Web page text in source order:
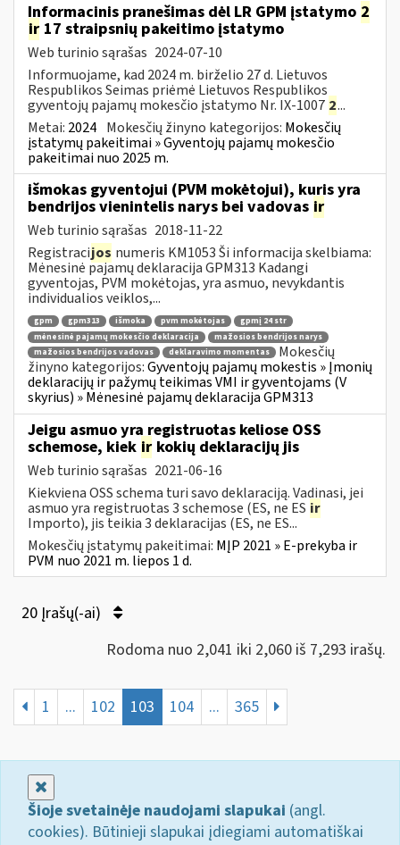
Informacinis pranešimas dėl LR GPM įstatymo 2
ir 17 straipsnių pakeitimo įstatymo
Web turinio sąrašas 2024-07-10
Informuojame, kad 2024 m. birželio 27 d. Lietuvos
Respublikos Seimas priėmė Lietuvos Respublikos
gyventojų pajamų mokesčio įstatymo Nr. IX-1007 2...
Metai: 2024 Mokesčių žinyno kategorijos: Mokesčių
įstatymų pakeitimai » Gyventojų pajamų mokesčio
pakeitimai nuo 2025 m.
išmokas gyventojui (PVM mokėtojui), kuris yra
bendrijos vienintelis narys bei vadovas ir
Web turinio sąrašas 2018-11-22
Registracijos numeris KM1053 Ši informacija skelbiama:
Mėnesinė pajamų deklaracija GPM313 Kadangi
gyventojas, PVM mokėtojas, yra asmuo, nevykdantis
individualios veiklos,...
gpm gpm313 išmoka pvm mokėtojas
gpmį 24 str
mėnesinė pajamų mokesčio deklaracija
mažosios bendrijos narys
mažosios bendrijos vadovas
deklaravimo momentas
Mokesčių
žinyno kategorijos:Gyventojų pajamų mokestis » Įmonių
deklaracijų ir pažymų teikimas VMI ir gyventojams (V
skyrius) » Mėnesinė pajamų deklaracija GPM313
Jeigu asmuo yra registruotas keliose OSS
schemose, kiek ir kokių deklaracijų jis
Web turinio sąrašas 2021-06-16
Kiekviena OSS schema turi savo deklaraciją. Vadinasi, jei
asmuo yra registruotas 3 schemose (ES, ne ES ir
Importo), jis teikia 3 deklaracijas (ES, ne ES...
Mokesčių įstatymų pakeitimai: MĮP 2021 » E-prekyba ir
PVM nuo 2021 m. liepos 1 d.
20 Įrašų(-ai)
Rodoma nuo 2,041 iki 2,060 iš 7,293 irašų.
1 ... 102 103 104 ... 365
Šioje svetainėje naudojami slapukai (angl.
cookies). Būtinieji slapukai įdiegiami automatiškai